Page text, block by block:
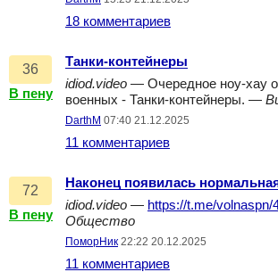
18 комментариев
36
В пену
Танки-контейнеры
idiod.video — Очередное ноу-хау
военных - Танки-контейнеры. —
DarthM 07:40 21.12.2025
11 комментариев
72
В пену
Наконец появилась
idiod.video — https://t.me/volnaspn/
Общество
ПоморНик 22:22 20.12.2025
11 комментариев